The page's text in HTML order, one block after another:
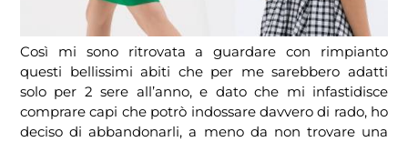
Così mi sono ritrovata a guardare con rimpianto
questi bellissimi abiti che per me sarebbero adatti
solo per 2 sere all’anno, e dato che mi infastidisce
comprare capi che potrò indossare davvero di rado, ho
deciso di abbandonarli, a meno da non trovare una